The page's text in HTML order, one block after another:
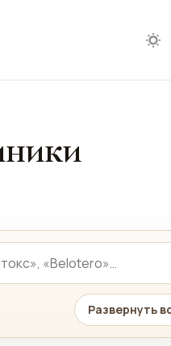
Развернуть